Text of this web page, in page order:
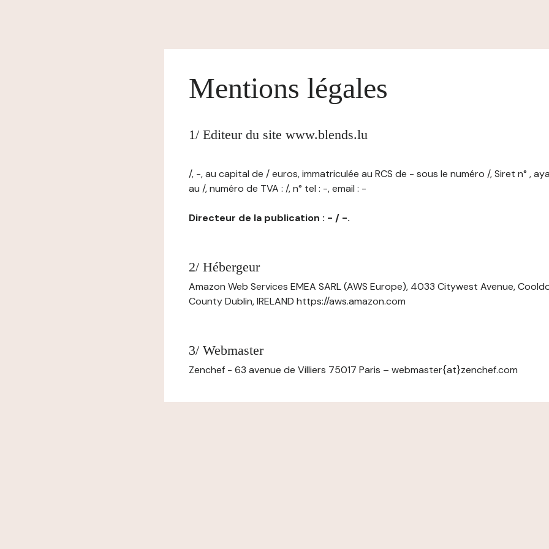
Mentions légales
1/ Editeur du site www.blends.lu
/, -, au capital de / euros, immatriculée au RCS de - sous le numéro /, Siret n° ,
au /, numéro de TVA : /, n° tel : -, email : -
Directeur de la publication : - / -.
2/ Hébergeur
Amazon Web Services EMEA SARL (AWS Europe), 4033 Citywest Avenue,
County Dublin, IRELAND https://aws.amazon.com
3/ Webmaster
Zenchef - 63 avenue de Villiers 75017 Paris – webmaster{at}zenchef.com